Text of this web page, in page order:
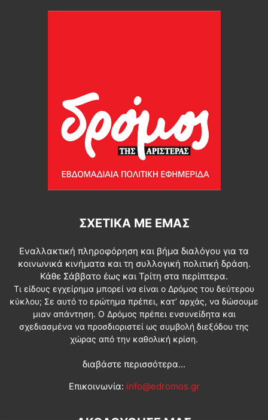
ΣΧΕΤΙΚΆ ΜΕ ΕΜΆΣ
Εναλλακτική πληροφόρηση και βήμα διαλόγου για τα
κοινωνικά κινήματα και τη συλλογική πολιτική δράση.
Κάθε Σάββατο έως και Τρίτη στα περίπτερα.
Τι είδους εγχείρημα μπορεί να είναι ο Δρόμος του δεύτερου
κύκλου; Σε αυτό το ερώτημα πρέπει, κατ’ αρχάς, να δώσουμε
μιαν απάντηση. Ο Δρόμος πρέπει ενσυνείδητα και
σχεδιασμένα να προσδιοριστεί ως συμβολή διεξόδου της
χώρας από την καθολική κρίση.
διαβάστε περισσότερα...
Επικοινωνία: info@edromos.gr